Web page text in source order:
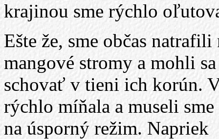
krajinou sme rýchlo
Ešte že, sme občas natrafili
mangové stromy a mohli sa
schovať v tieni ich korún.
rýchlo míňala a museli
na úsporný režim. Napriek